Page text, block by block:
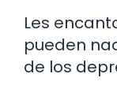
Les
pueden
de los